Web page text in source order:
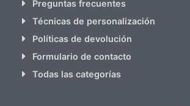
Preguntas frecuentes
Técnicas de personalización
Políticas de devolución
Formulario de contacto
Todas las categorías